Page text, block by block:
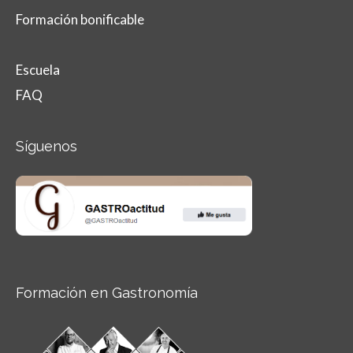
Formación bonificable
Escuela
FAQ
Síguenos
Formación en Gastronomía